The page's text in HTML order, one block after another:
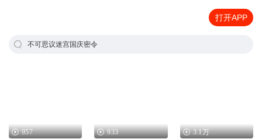
打开APP
不可思议迷宫国庆密令
957 933 3.1万